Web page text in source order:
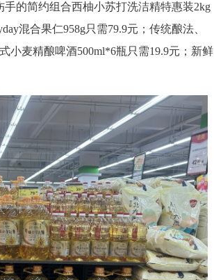
的简约组合西柚小苏打洗洁精特惠装2kg
混合果仁958g只需79.9元；传统酿法、
小麦精酿啤酒500ml*6瓶只需19.9元；新鲜